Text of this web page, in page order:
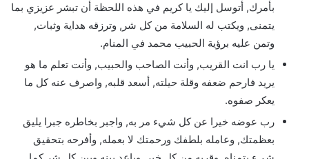
بأمرك, أتوسل إليك يا كريم في هذه اللحظة أن تبشر عزيزي بما
يتمنى, ويكتب له السلامة من كل شر, وترزقه هداية وثبات,
وتمن عليه برؤية الحبيب محمد في المنام.
يا رب انت القريب, وأنت الصاحب والحبيب, وأنت تعلم ما هو
يريد فارحم ضعفه وقلة حيلته, أسعد قلبه, واصرف عنه كل ما
يعكر صفوه.
رب عوضه خيرا عن كل شيء مر به, واجبر بخاطره جبرا يليق
بعظمتك, وعامله بلطفك ورحمتك لا بعمله, وأفرحه بتحقيق